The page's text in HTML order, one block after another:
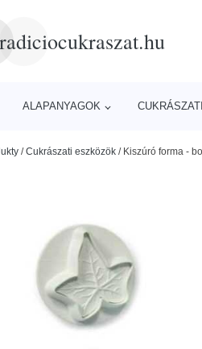
ALAPANYAGOK
/Cukrászati eszközök / Kiszúró forma -